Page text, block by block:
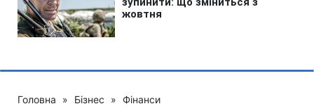
Головна » Бізнес » Фінанси